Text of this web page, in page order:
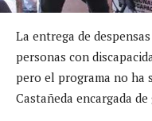
La entrega de
personas con
pero el programa no ha
Castañeda encargada